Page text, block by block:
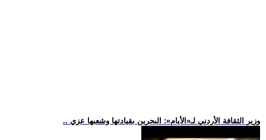
.. وزير الثقافة الأردني لـ«الأيام»: البحرين بقيادتها وشعبها عزي